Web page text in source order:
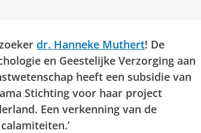
dr. Hanneke Muthert! De
en Geestelijke Verzorging aan
heeft een subsidie van
Stichting voor haar project
Een verkenning van de